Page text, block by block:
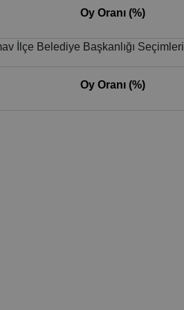
Oy Oranı (%)
İlçe Belediye Başkanlığı Seçimleri
Oy Oranı (%)